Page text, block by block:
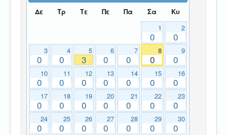
Δε Τρ Τε Πε Πα Σα Κυ
1
0
2
0
3
0
4
0
5
3
6
0
7
0
8
0
9
0
10
0
11
0
12
0
13
0
14
0
15
0
16
0
17
0
18
0
19
0
20
0
21
0
22
0
23
0
24
0
25
0
26
0
27
0
28
0
29
0
30
0